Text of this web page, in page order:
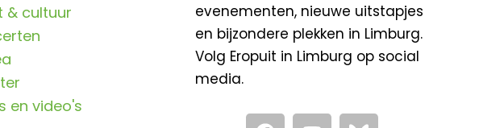
& cultuur
en video's
evenementen, nieuwe uitstapjes
en bijzondere plekken in Limburg.
Volg Eropuit in Limburg op social
media.
F Y